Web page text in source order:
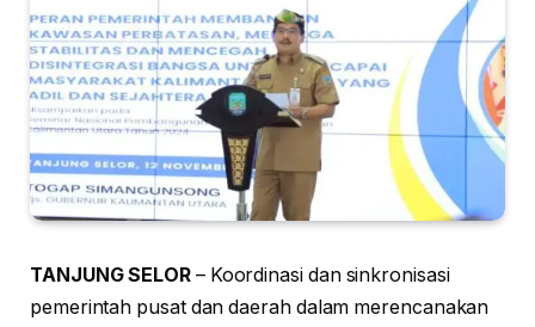
TANJUNG SELOR– Koordinasi dan sinkronisasi
pemerintah pusat dan daerah dalam merencanakan